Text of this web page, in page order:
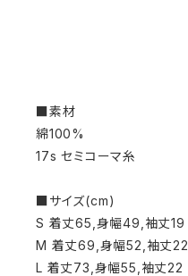
■素材
綿100%
17s セミコーマ糸
■サイズ(cm)
S 着丈65,身幅49,袖丈19
M 着丈69,身幅52,袖丈22
L 着丈73,身幅55,袖丈22